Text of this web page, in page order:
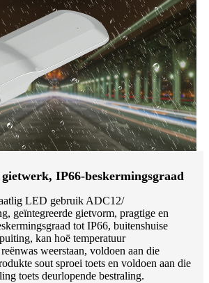
IP66-beskermingsgraad
LED gebruik ADC12/
geïntegreerde gietvorm, pragtige en
tot IP66, buitenshuise
kan hoë temperatuur
weerstaan, voldoen aan die
sout sproei toets en voldoen aan die
toets deurlopende bestraling.